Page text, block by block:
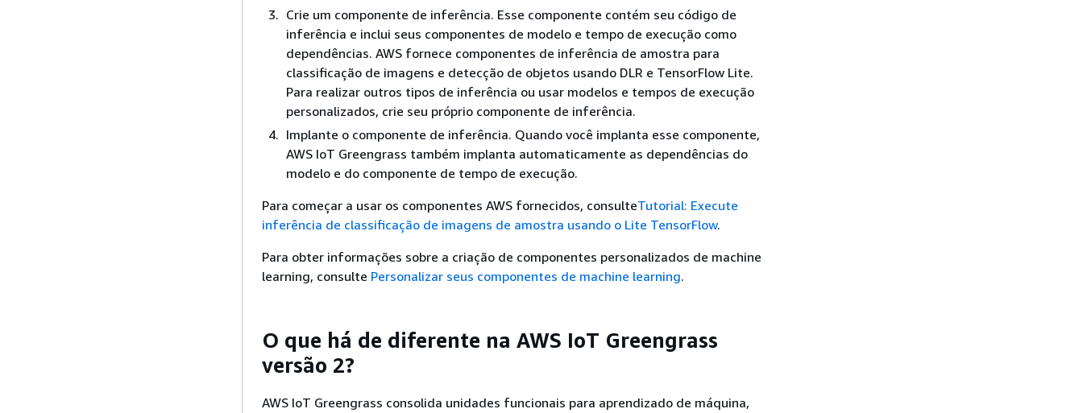
Crie um componente de inferência. Esse componente contém seu código de
inferência e inclui seus componentes de modelo e tempo de execução como
dependências. AWS fornece componentes de inferência de amostra para
classificação de imagens e detecção de objetos usando DLR e TensorFlow Lite.
Para realizar outros tipos de inferência ou usar modelos e tempos de execução
personalizados, crie seu próprio componente de inferência.
Implante o componente de inferência. Quando você implanta esse componente,
AWS IoT Greengrass também implanta automaticamente as dependências do
modelo e do componente de tempo de execução.
Para começar a usar os componentes AWS fornecidos, consulteTutorial: Execute
inferência de classificação de imagens de amostra usando o Lite TensorFlow.
Para obter informações sobre a criação de componentes personalizados de machine
learning, consulte Personalizar seus componentes de machine learning.
O que há de diferente na AWS IoT Greengrass
versão 2?
AWS IoT Greengrass consolida unidades funcionais para aprendizado de máquina,